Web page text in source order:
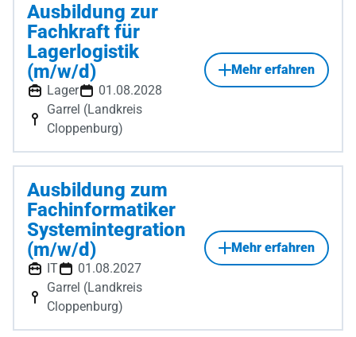
Ausbildung zur
Fachkraft für
Lagerlogistik
(m/w/d)
Lager
01.08.2028
Garrel (Landkreis
Cloppenburg)
Mehr erfahren
Ausbildung zum
Fachinformatiker
Systemintegration
(m/w/d)
IT
01.08.2027
Garrel (Landkreis
Cloppenburg)
Mehr erfahren